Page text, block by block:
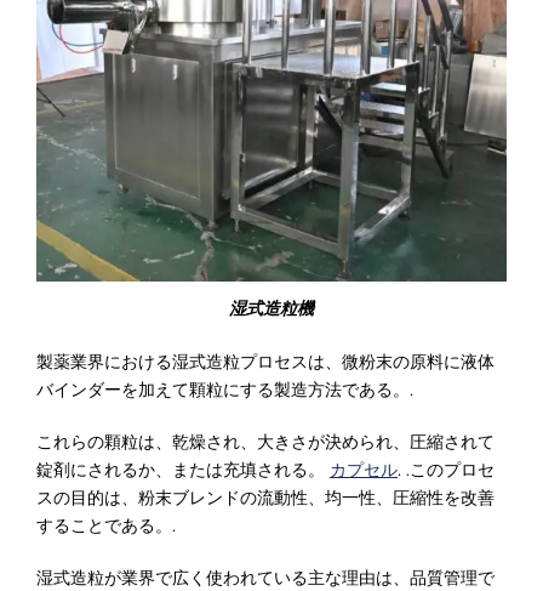
湿式造粒機
製薬業界における湿式造粒プロセスは、微粉末の原料に液体
バインダーを加えて顆粒にする製造方法である。.
これらの顆粒は、乾燥され、大きさが決められ、圧縮されて
錠剤にされるか、または充填される。 カプセル. .このプロセ
スの目的は、粉末ブレンドの流動性、均一性、圧縮性を改善
することである。.
湿式造粒が業界で広く使われている主な理由は、品質管理で